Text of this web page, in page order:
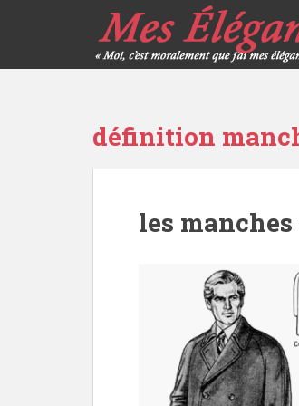
définition
les